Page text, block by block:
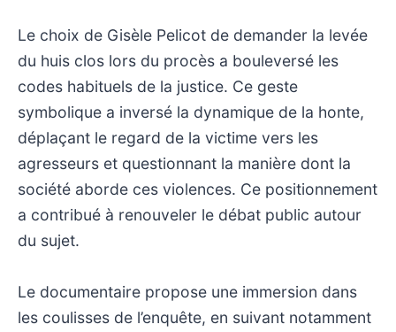
Le choix de Gisèle Pelicot de demander la levée
du huis clos lors du procès a bouleversé les
codes habituels de la justice. Ce geste
symbolique a inversé la dynamique de la honte,
déplaçant le regard de la victime vers les
agresseurs et questionnant la manière dont la
société aborde ces violences. Ce positionnement
a contribué à renouveler le débat public autour
du sujet.
Le documentaire propose une immersion dans
les coulisses de l’enquête, en suivant notamment